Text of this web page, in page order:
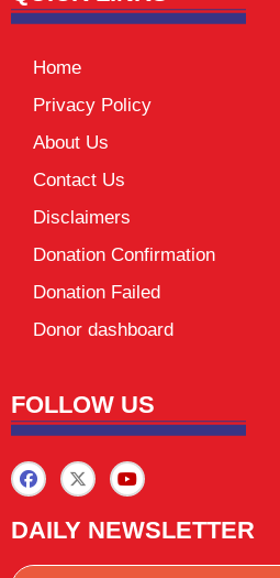
Home
Privacy Policy
About Us
Contact Us
Disclaimers
Donation Confirmation
Donation Failed
Donor dashboard
FOLLOW US
DAILY NEWSLETTER